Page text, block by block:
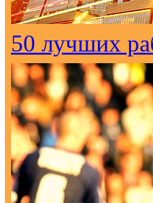
50 лучших